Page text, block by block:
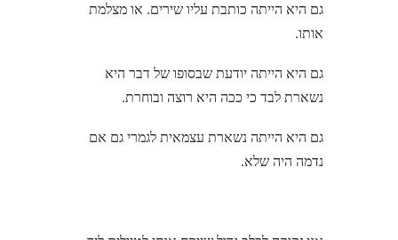
גם היא הייתה כותבת עליו שירים. או מצלמת
אותו.
גם היא הייתה יודעת שבסופו של דבר היא
נשארת לבד כי ככה היא רוצה ובוחרת.
גם היא הייתה נשארת עצמאית לגמרי גם אם
נדמה היה שלא.